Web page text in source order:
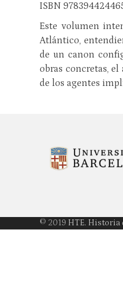
ISBN
Este volumen
Atlántico,
de un canon
obras concretas,
de los agentes
© 2019 HTE. Historia